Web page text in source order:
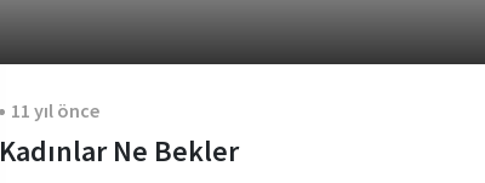
11 yıl önce
Kadınlar Ne Bekler